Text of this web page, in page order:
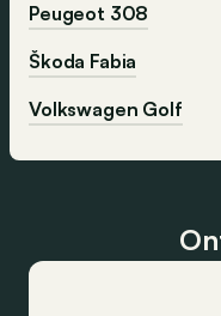
Peugeot 308
Škoda Fabia
Volkswagen Golf